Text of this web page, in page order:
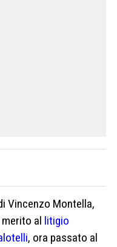
Vincenzo Montella,
merito al litigio
, ora passato al